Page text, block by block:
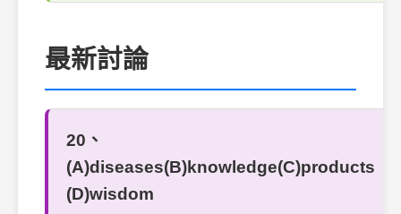
最新討論
20、
(A)diseases(B)knowledge(C)products
(D)wisdom